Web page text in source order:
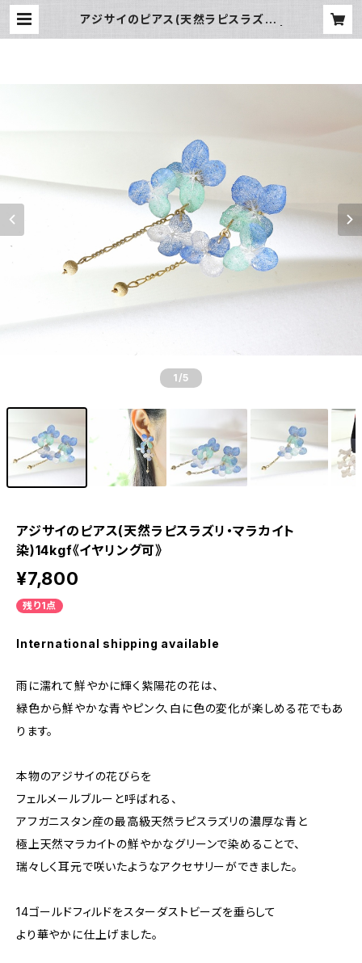
アジサイのピアス(天然ラピスラズリ・
1 /5
アジサイのピアス(天然ラピスラズリ・マラカイト
染)14kgf《イヤリング可》
¥7,800
残り1点
International shipping available
雨に濡れて鮮やかに輝く紫陽花の花は、
緑色から鮮やかな青やピンク、白に色の変化が楽しめる花でもあ
ります。
本物のアジサイの花びらを
フェルメールブルーと呼ばれる、
アフガニスタン産の最高級天然ラピスラズリの濃厚な青と
極上天然マラカイトの鮮やかなグリーンで染めることで、
瑞々しく耳元で咲いたようなアクセサリーができました。
14ゴールドフィルドをスターダストビーズを垂らして
より華やかに仕上げました。